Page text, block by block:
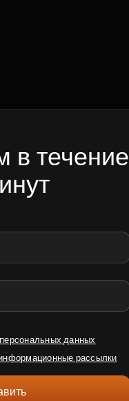
в течение
персональных данных
рассылки